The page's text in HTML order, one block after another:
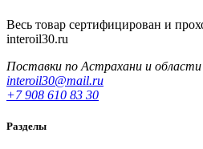
Весь товар сертифицирован и
interoil30.ru
Поставки по Астрахани и области
interoil30@mail.ru
+7 908 610 83 30
Разделы